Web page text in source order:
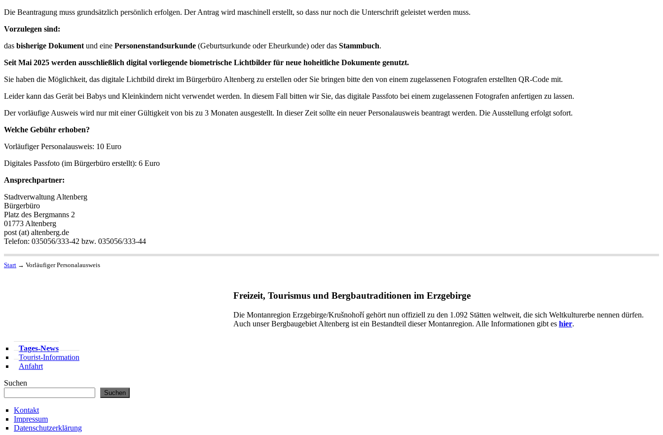
Die Beantragung muss grundsätzlich persönlich erfolgen. Der Antrag wird maschinell erstellt, so dass nur noch die Unterschrift geleistet werden muss.
Vorzulegen sind:
das bisherige Dokument und eine Personenstandsurkunde (Geburtsurkunde oder Eheurkunde) oder das Stammbuch.
Seit Mai 2025 werden ausschließlich digital vorliegende biometrische Lichtbilder für neue hoheitliche Dokumente genutzt.
Sie haben die Möglichkeit, das digitale Lichtbild direkt im Bürgerbüro Altenberg zu erstellen oder Sie bringen bitte den von einem zugelassenen Fotografen erstellten QR-Code mit.
Leider kann das Gerät bei Babys und Kleinkindern nicht verwendet werden. In diesem Fall bitten wir Sie, das digitale Passfoto bei einem zugelassenen Fotografen anfertigen zu lassen.
Der vorläufige Ausweis wird nur mit einer Gültigkeit von bis zu 3 Monaten ausgestellt. In dieser Zeit sollte ein neuer Personalausweis beantragt werden. Die Ausstellung erfolgt sofort.
Welche Gebühr erhoben?
Vorläufiger Personalausweis: 10 Euro
Digitales Passfoto (im Bürgerbüro erstellt): 6 Euro
Ansprechpartner:
Stadtverwaltung Altenberg
Bürgerbüro
Platz des Bergmanns 2
01773 Altenberg
post (at) altenberg.de
Telefon: 035056/333-42 bzw. 035056/333-44
Start → Vorläufiger Personalausweis
Freizeit, Tourismus und Bergbautraditionen im Erzgebirge
Die Montanregion Erzgebirge/Krušnohoří gehört nun offiziell zu den 1.092 Stätten weltweit, die sich Weltkulturerbe nennen dürfen.
Auch unser Bergbaugebiet Altenberg ist ein Bestandteil dieser Montanregion. Alle Informationen gibt es hier.
Tages-News
Tourist-Information
Anfahrt
Suchen
Suchen
Kontakt
Impressum
Datenschutzerklärung